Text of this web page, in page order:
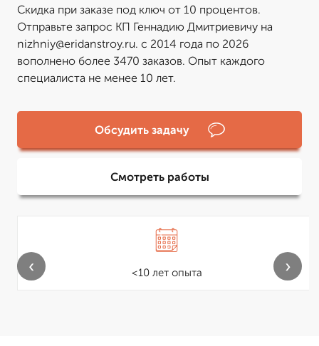
Скидка при заказе под ключ от 10 процентов.
Отправьте запрос КП Геннадию Дмитриевичу на
nizhniy@eridanstroy.ru. с 2014 года по 2026
вополнено более 3470 заказов. Опыт каждого
специалиста не менее 10 лет.
Обсудить задачу
Смотреть работы
<10 лет опыта
‹ ›